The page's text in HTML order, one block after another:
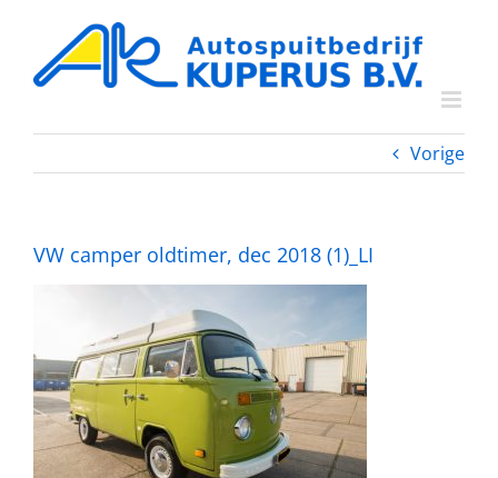
inhoud
Vorige
VW camper oldtimer, dec 2018 (1)_LI